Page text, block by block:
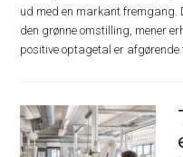
ud med en markant fremgang.
den grønne omstilling, mener
positive optagetal er afgørende